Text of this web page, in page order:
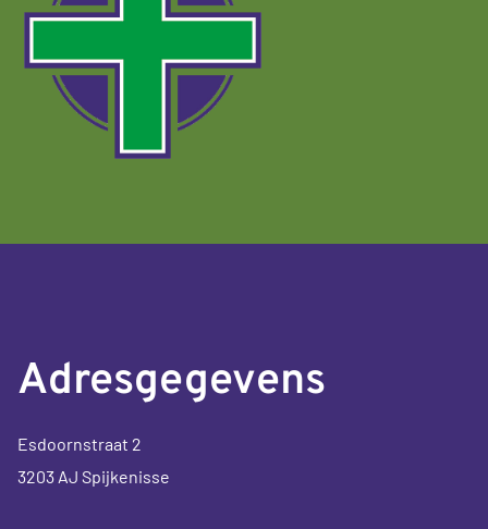
Adresgegevens
Esdoornstraat 2
3203 AJ Spijkenisse